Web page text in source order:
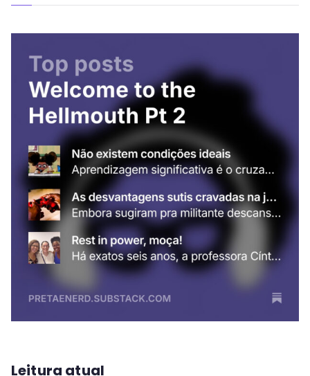
Leitura atual